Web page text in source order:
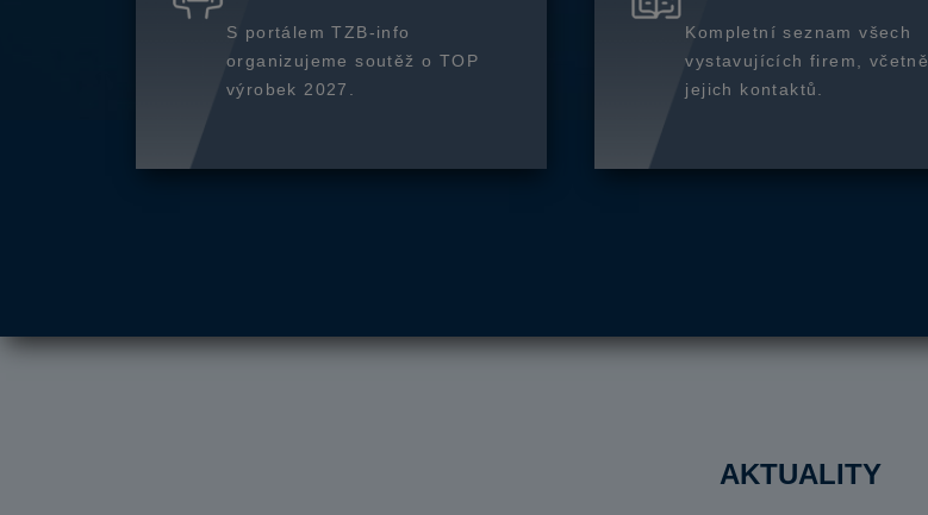
S portálem TZB-info
organizujeme soutěž o TOP
výrobek 2027.
Kompletní seznam všech
vystavujících firem, včetně
jejich kontaktů.
AKTUALITY